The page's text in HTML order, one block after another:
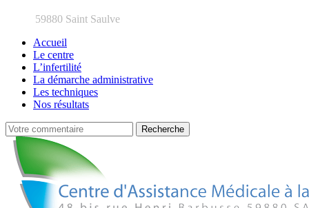
59880 Saint Saulve
Accueil
Le centre
L’infertilité
La démarche administrative
Les techniques
Nos résultats